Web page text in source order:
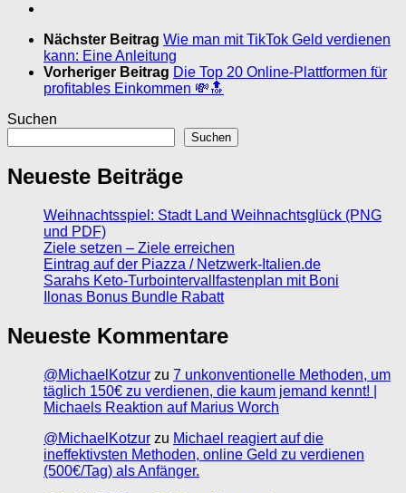
Nächster Beitrag Wie man mit TikTok Geld verdienen
kann: Eine Anleitung
Vorheriger Beitrag Die Top 20 Online-Plattformen für
profitables Einkommen 💸🔝
Suchen
Suchen
Neueste Beiträge
Weihnachtsspiel: Stadt Land Weihnachtsglück (PNG
und PDF)
Ziele setzen – Ziele erreichen
Eintrag auf der Piazza / Netzwerk-Italien.de
Sarahs Keto-Turbointervallfastenplan mit Boni
Ilonas Bonus Bundle Rabatt
Neueste Kommentare
@MichaelKotzur zu 7 unkonventionelle Methoden, um
täglich 150€ zu verdienen, die kaum jemand kennt! |
Michaels Reaktion auf Marius Worch
@MichaelKotzur zu Michael reagiert auf die
ineffektivsten Methoden, online Geld zu verdienen
(500€/Tag) als Anfänger.